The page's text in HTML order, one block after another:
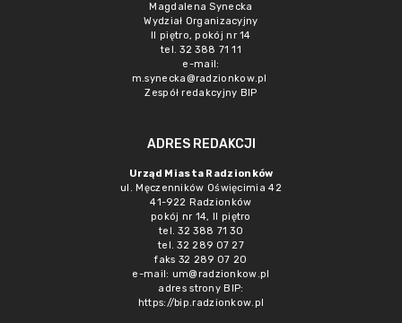
Magdalena Synecka
Wydział Organizacyjny
II piętro, pokój nr 14
tel. 32 388 71 11
e-mail:
m.synecka@radzionkow.pl
Zespół redakcyjny BIP
ADRES REDAKCJI
Urząd Miasta Radzionków
ul. Męczenników Oświęcimia 42
41-922 Radzionków
pokój nr 14, II piętro
tel. 32 388 71 30
tel. 32 289 07 27
faks 32 289 07 20
e-mail: um@radzionkow.pl
adres strony BIP:
https://bip.radzionkow.pl